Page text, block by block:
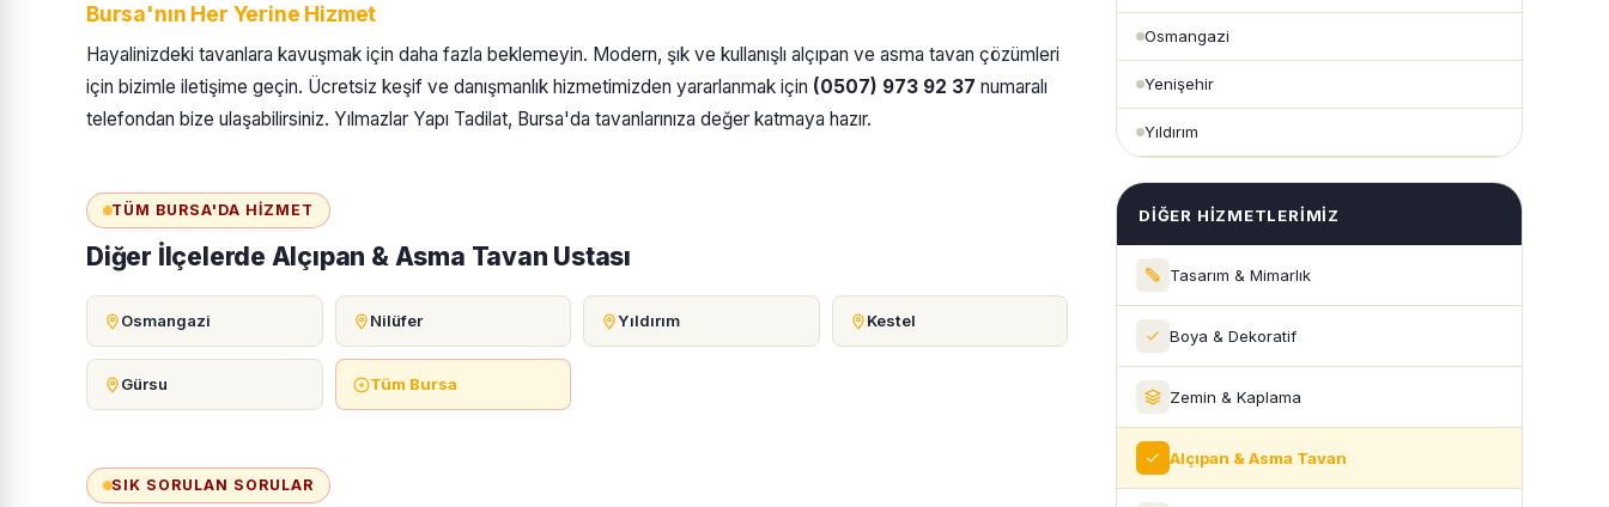
Bursa'nın Her Yerine Hizmet
Hayalinizdeki tavanlara kavuşmak için daha fazla beklemeyin. Modern, şık ve kullanışlı alçıpan ve asma tavan çözümleri
için bizimle iletişime geçin. Ücretsiz keşif ve danışmanlık hizmetimizden yararlanmak için (0507) 973 92 37 numaralı
telefondan bize ulaşabilirsiniz. Yılmazlar Yapı Tadilat, Bursa'da tavanlarınıza değer katmaya hazır.
TÜM BURSA'DA HIZMET
Diğer İlçelerde Alçıpan & Asma Tavan Ustası
Osmangazi Nilüfer Yıldırım Kestel
Gürsu Tüm Bursa
SIK SORULAN SORULAR
Osmangazi
Yenişehir
Yıldırım
DIĞER HIZMETLERIMIZ
Tasarım & Mimarlık
Boya & Dekoratif
Zemin & Kaplama
Alçıpan & Asma Tavan